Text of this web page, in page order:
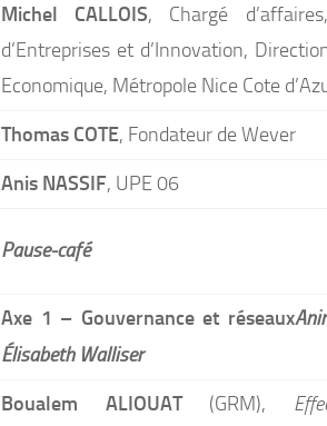
Michel CALLOIS, Chargé
d’Entreprises et d’Innovation,
Economique, Métropole Nice Cote
Thomas COTE, Fondateur de Wever
Anis NASSIF, UPE 06
Pause-café
Axe 1 – Gouvernance et réseaux
Élisabeth Walliser
Boualem ALIOUAT(GRM),